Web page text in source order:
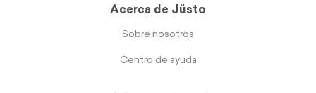
Acerca de Jüsto
Sobre nosotros
Centro de ayuda